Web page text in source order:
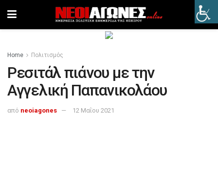
Home Πολιτισμός
Ρεσιτάλ πιάνου με την
Αγγελική Παπανικολάου
από neoiagones 12 Μαΐου 2021